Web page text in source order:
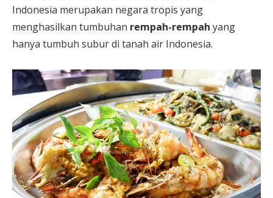
Indonesia merupakan negara tropis yang
menghasilkan tumbuhan rempah-rempah yang
hanya tumbuh subur di tanah air Indonesia.